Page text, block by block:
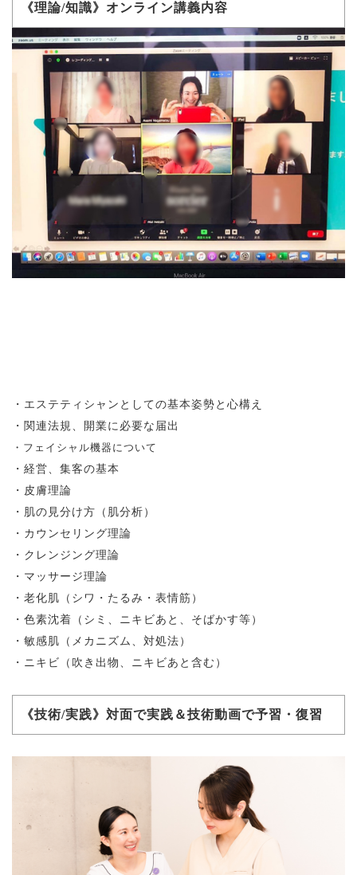
《理論/知識》オンライン講義内容
・エステティシャンとしての基本姿勢と心構え
・関連法規、開業に必要な届出
・フェイシャル機器について
・経営、集客の基本
・皮膚理論
・肌の見分け方（肌分析）
・カウンセリング理論
・クレンジング理論
・マッサージ理論
・老化肌（シワ・たるみ・表情筋）
・色素沈着（シミ、ニキビあと、そばかす等）
・敏感肌（メカニズム、対処法）
・ニキビ（吹き出物、ニキビあと含む）
《技術/実践》対面で実践＆技術動画で予習・復習